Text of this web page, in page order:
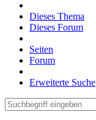
Dieses Thema
Dieses Forum
Seiten
Forum
Erweiterte Suche